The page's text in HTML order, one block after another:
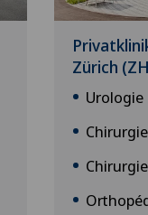
Zürich
Urologie